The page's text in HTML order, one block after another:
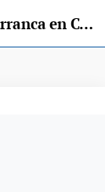
La 5ª Vuelta España Ultreya, que arranca en Covadonga, se presenta este sábado en Cangas de Onís